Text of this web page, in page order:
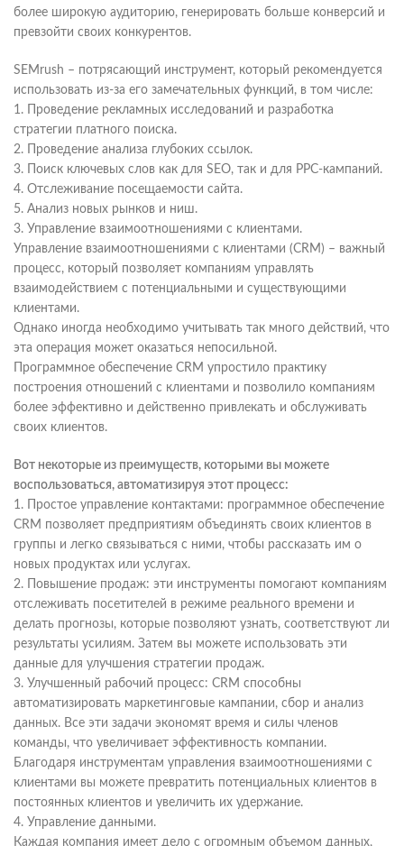
более широкую аудиторию, генерировать больше конверсий и
превзойти своих конкурентов.
SEMrush – потрясающий инструмент, который рекомендуется
использовать из-за его замечательных функций, в том числе:
1. Проведение рекламных исследований и разработка
стратегии платного поиска.
2. Проведение анализа глубоких ссылок.
3. Поиск ключевых слов как для SEO, так и для PPC-кампаний.
4. Отслеживание посещаемости сайта.
5. Анализ новых рынков и ниш.
3. Управление взаимоотношениями с клиентами.
Управление взаимоотношениями с клиентами (CRM) – важный
процесс, который позволяет компаниям управлять
взаимодействием с потенциальными и существующими
клиентами.
Однако иногда необходимо учитывать так много действий, что
эта операция может оказаться непосильной.
Программное обеспечение CRM упростило практику
построения отношений с клиентами и позволило компаниям
более эффективно и действенно привлекать и обслуживать
своих клиентов.
Вот некоторые из преимуществ, которыми вы можете
воспользоваться, автоматизируя этот процесс:
1. Простое управление контактами: программное обеспечение
CRM позволяет предприятиям объединять своих клиентов в
группы и легко связываться с ними, чтобы рассказать им о
новых продуктах или услугах.
2. Повышение продаж: эти инструменты помогают компаниям
отслеживать посетителей в режиме реального времени и
делать прогнозы, которые позволяют узнать, соответствуют ли
результаты усилиям. Затем вы можете использовать эти
данные для улучшения стратегии продаж.
3. Улучшенный рабочий процесс: CRM способны
автоматизировать маркетинговые кампании, сбор и анализ
данных. Все эти задачи экономят время и силы членов
команды, что увеличивает эффективность компании.
Благодаря инструментам управления взаимоотношениями с
клиентами вы можете превратить потенциальных клиентов в
постоянных клиентов и увеличить их удержание.
4. Управление данными.
Каждая компания имеет дело с огромным объемом данных,